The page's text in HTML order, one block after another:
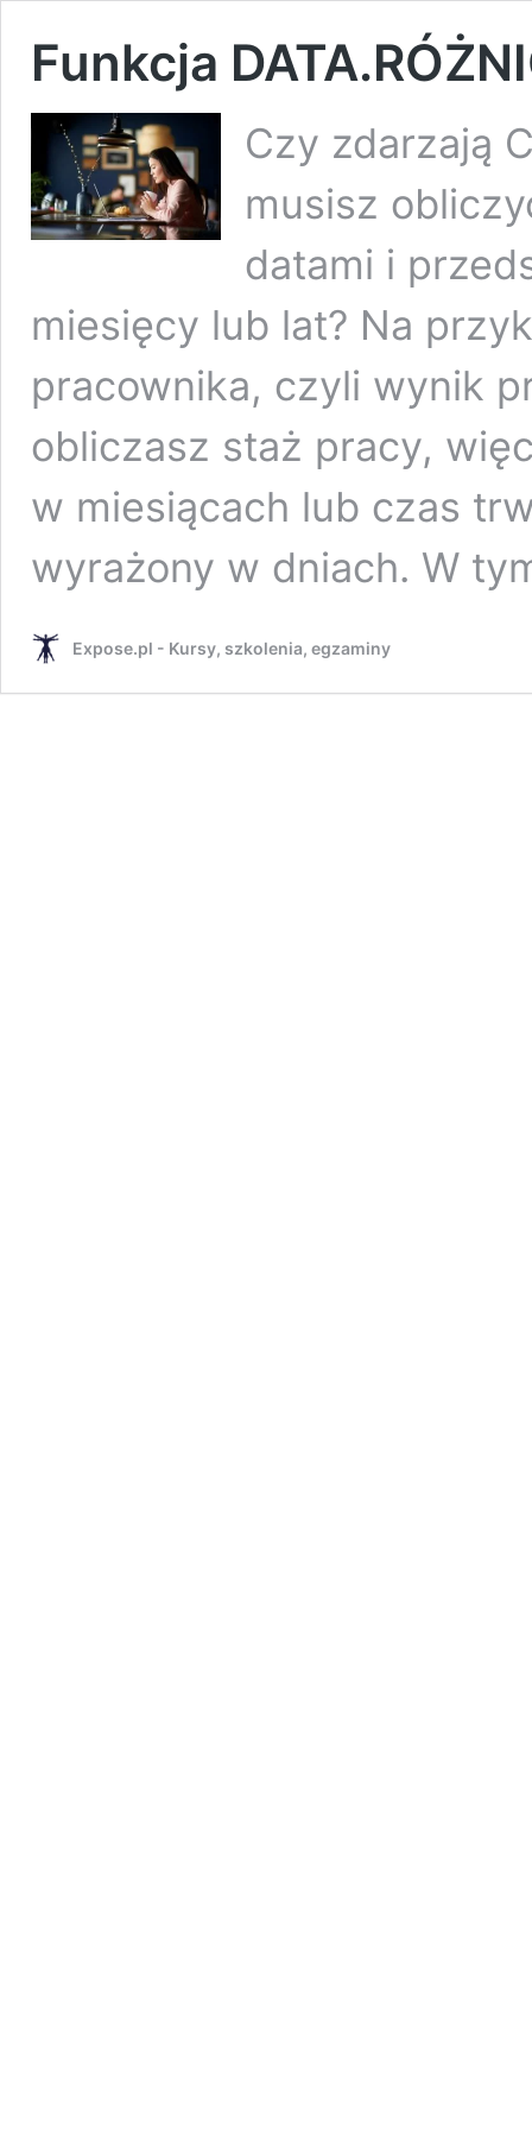
Funkcja
Czy zdarzają
musisz
datami i
miesięcy lub lat? Na
pracownika, czyli wynik
obliczasz staż pracy,
w miesiącach lub czas
wyrażony w dniach. W
Expose.pl - Kursy, szkolenia, egzaminy